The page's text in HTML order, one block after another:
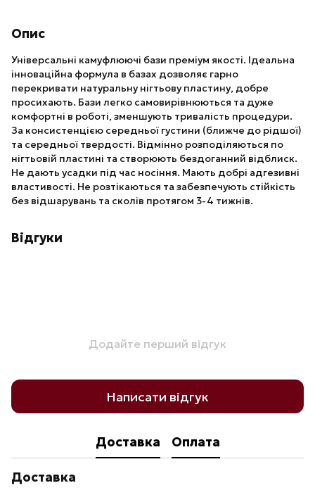
Опис
Універсальні камуфлюючі бази преміум якості. Ідеальна
інноваційна формула в базах дозволяє гарно
перекривати натуральну нігтьову пластину, добре
просихають. Бази легко самовирівнюються та дуже
комфортні в роботі, зменшують тривалість процедури.
За консистенцією середньої густини (ближче до рідшої)
та середньої твердості. Відмінно розподіляються по
нігтьовій пластині та створюють бездоганний відблиск.
Не дають усадки під час носіння. Мають добрі адгезивні
властивості. Не розтікаються та забезпечують стійкість
без відшарувань та сколів протягом 3-4 тижнів.
Відгуки
Додайте перший відгук
Написати відгук
Доставка Оплата
Доставка